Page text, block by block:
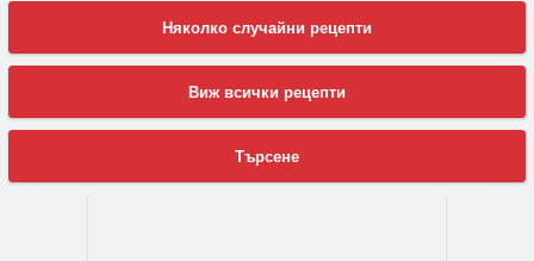
Няколко случайни рецепти
Виж всички рецепти
Търсене